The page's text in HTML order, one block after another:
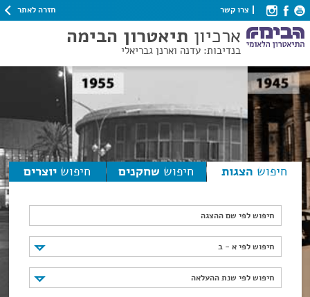
צרו קשר חזרה לאתר
ארכיון תיאטרון הבימה
בנדיבות: עדנה וארנן גבריאלי
חיפוש הצגות חיפוש שחקנים חיפוש יוצרים
חיפוש לפי שם ההצגה
חיפוש לפי א - ב
חיפוש לפי א - ב
חיפוש לפי שנת ההעלאה
חיפוש לפי שנת ההעלאה